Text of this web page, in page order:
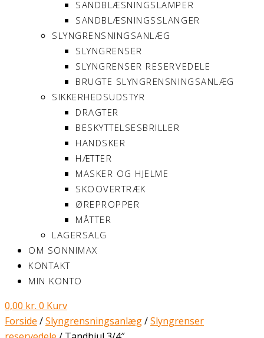
SANDBLÆSNINGSLAMPER
SANDBLÆSNINGSSLANGER
SLYNGRENSNINGSANLÆG
SLYNGRENSER
SLYNGRENSER RESERVEDELE
BRUGTE SLYNGRENSNINGSANLÆG
SIKKERHEDSUDSTYR
DRAGTER
BESKYTTELSESBRILLER
HANDSKER
HÆTTER
MASKER OG HJELME
SKOOVERTRÆK
ØREPROPPER
MÅTTER
LAGERSALG
OM SONNIMAX
KONTAKT
MIN KONTO
0,00 kr. 0 Kurv
Forside /Slyngrensningsanlæg/Slyngrenser